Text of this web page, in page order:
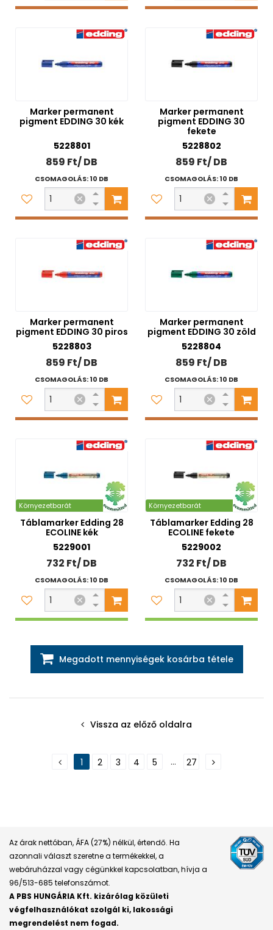
Marker permanent
pigment EDDING 30 kék
5228801
859 Ft/ DB
CSOMAGOLÁS: 10 DB
Marker permanent
pigment EDDING 30
fekete
5228802
859 Ft/ DB
CSOMAGOLÁS: 10 DB
Marker permanent
pigment EDDING 30 piros
5228803
859 Ft/ DB
CSOMAGOLÁS: 10 DB
Marker permanent
pigment EDDING 30 zöld
5228804
859 Ft/ DB
CSOMAGOLÁS: 10 DB
Környezetbarát
Táblamarker Edding 28
ECOLINE kék
5229001
732 Ft/ DB
CSOMAGOLÁS: 10 DB
Környezetbarát
Táblamarker Edding 28
ECOLINE fekete
5229002
732 Ft/ DB
CSOMAGOLÁS: 10 DB
Megadott mennyiségek kosárba tétele
Vissza az előző oldalra
1 2 3 4 5 ... 27
Az árak nettóban, ÁFA (27%) nélkül, értendő. Ha
azonnali választ szeretne a termékekkel, a
webáruházzal vagy cégünkkel kapcsolatban, hívja a
96/513-685 telefonszámot.
A PBS HUNGÁRIA Kft. kizárólag közületi
végfelhasználókat szolgál ki, lakossági
megrendelést nem fogad.